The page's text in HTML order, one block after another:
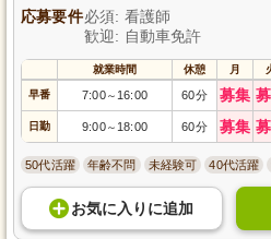
応募要件必須: 看護師
歓迎: 自動車免許
就業時間 休憩 月
早番 7:00～ 16:00 60分 募集
日勤 9:00～ 18:00 60分 募集
50代活躍 年齢不問 未経験可 40代活躍
お気に入り に追加